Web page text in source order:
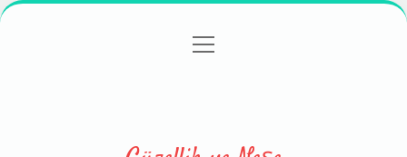
Gizlilik Politikası
menüyü